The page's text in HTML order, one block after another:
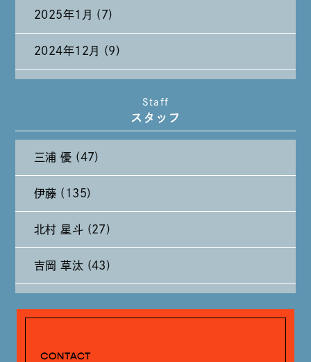
2025年1月 (7)
2024年12月 (9)
2024年9月 (11)
2024年8月 (11)
2024年7月 (11)
2024年6月 (12)
Staff
スタッフ
三浦 優 (47)
伊藤 (135)
北村 星斗 (27)
吉岡 草汰 (43)